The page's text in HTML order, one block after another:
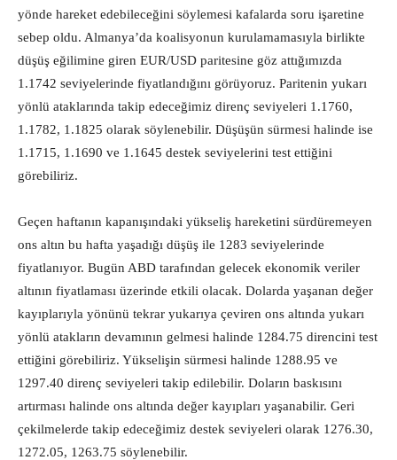
yönde hareket edebileceğini söylemesi kafalarda soru işaretine
sebep oldu. Almanya’da koalisyonun kurulamamasıyla birlikte
düşüş eğilimine giren EUR/USD paritesine göz attığımızda
1.1742 seviyelerinde fiyatlandığını görüyoruz. Paritenin yukarı
yönlü ataklarında takip edeceğimiz direnç seviyeleri 1.1760,
1.1782, 1.1825 olarak söylenebilir. Düşüşün sürmesi halinde ise
1.1715, 1.1690 ve 1.1645 destek seviyelerini test ettiğini
görebiliriz.
Geçen haftanın kapanışındaki yükseliş hareketini sürdüremeyen
ons altın bu hafta yaşadığı düşüş ile 1283 seviyelerinde
fiyatlanıyor. Bugün ABD tarafından gelecek ekonomik veriler
altının fiyatlaması üzerinde etkili olacak. Dolarda yaşanan değer
kayıplarıyla yönünü tekrar yukarıya çeviren ons altında yukarı
yönlü atakların devamının gelmesi halinde 1284.75 direncini test
ettiğini görebiliriz. Yükselişin sürmesi halinde 1288.95 ve
1297.40 direnç seviyeleri takip edilebilir. Doların baskısını
artırması halinde ons altında değer kayıpları yaşanabilir. Geri
çekilmelerde takip edeceğimiz destek seviyeleri olarak 1276.30,
1272.05, 1263.75 söylenebilir.